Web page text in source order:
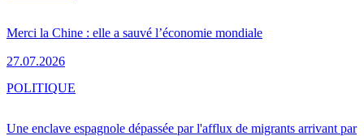
Merci la Chine : elle a sauvé l’économie mondiale
27.07.2026
Une enclave espagnole dépassée par l'afflux de migrants arrivant par
POLITIQUE